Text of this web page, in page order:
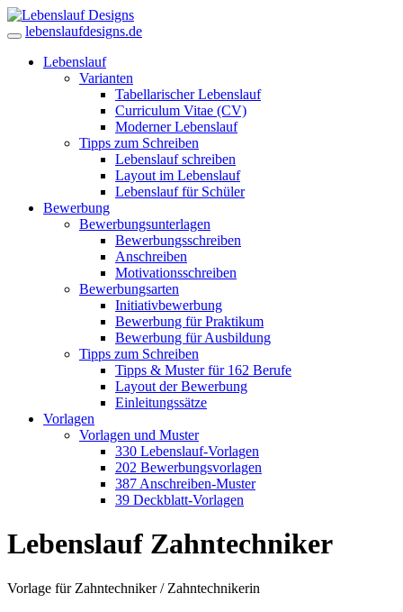
lebenslaufdesigns.de
Lebenslauf
Varianten
Tabellarischer Lebenslauf
Curriculum Vitae (CV)
Moderner Lebenslauf
Tipps zum Schreiben
Lebenslauf schreiben
Layout im Lebenslauf
Lebenslauf für Schüler
Bewerbung
Bewerbungsunterlagen
Bewerbungsschreiben
Anschreiben
Motivationsschreiben
Bewerbungsarten
Initiativbewerbung
Bewerbung für Praktikum
Bewerbung für Ausbildung
Tipps zum Schreiben
Tipps & Muster für 162 Berufe
Layout der Bewerbung
Einleitungssätze
Vorlagen
Vorlagen und Muster
330 Lebenslauf-Vorlagen
202 Bewerbungsvorlagen
387 Anschreiben-Muster
39 Deckblatt-Vorlagen
Lebenslauf Zahntechniker
Vorlage für Zahntechniker / Zahntechnikerin